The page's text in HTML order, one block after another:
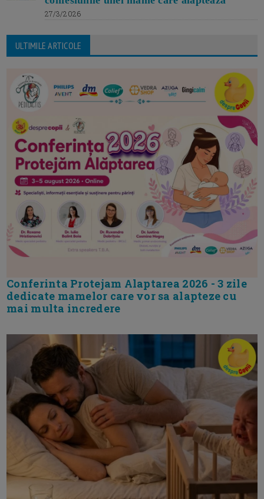
27/3/2026
ULTIMILE ARTICOLE
Conferinta Protejam Alaptarea 2026 - 3 zile
dedicate mamelor care vor sa alapteze cu
mai multa incredere